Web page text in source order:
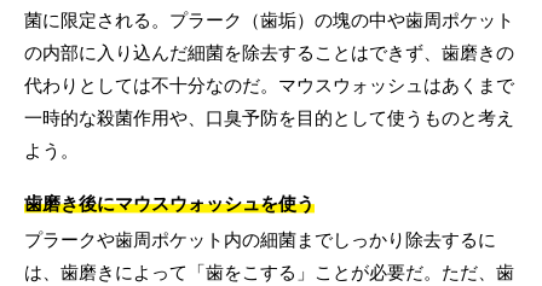
菌に限定される。プラーク（歯垢）の塊の中や歯周ポケット
の内部に入り込んだ細菌を除去することはできず、歯磨きの
代わりとしては不十分なのだ。マウスウォッシュはあくまで
一時的な殺菌作用や、口臭予防を目的として使うものと考え
よう。
歯磨き後にマウスウォッシュを使う
プラークや歯周ポケット内の細菌までしっかり除去するに
は、歯磨きによって「歯をこする」ことが必要だ。ただ、歯